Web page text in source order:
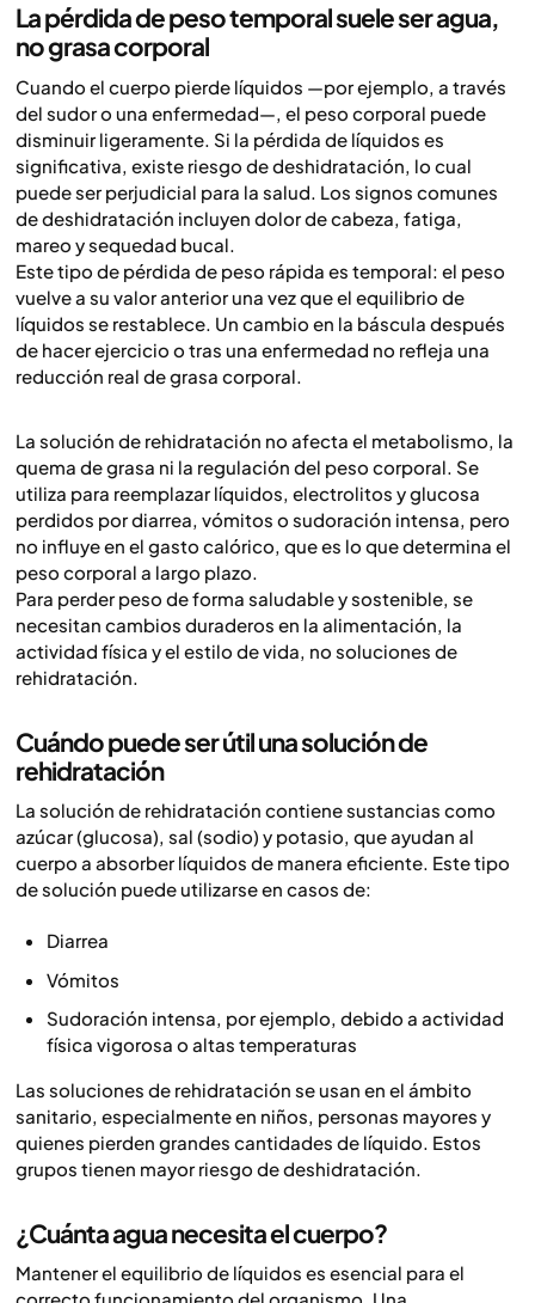
La pérdida de peso temporal suele ser agua,
no grasa corporal
Cuando el cuerpo pierde líquidos —por ejemplo, a través
del sudor o una enfermedad—, el peso corporal puede
disminuir ligeramente. Si la pérdida de líquidos es
significativa, existe riesgo de deshidratación, lo cual
puede ser perjudicial para la salud. Los signos comunes
de deshidratación incluyen dolor de cabeza, fatiga,
mareo y sequedad bucal.
Este tipo de pérdida de peso rápida es temporal: el peso
vuelve a su valor anterior una vez que el equilibrio de
líquidos se restablece. Un cambio en la báscula después
de hacer ejercicio o tras una enfermedad no refleja una
reducción real de grasa corporal.
La solución de rehidratación no afecta el metabolismo, la
quema de grasa ni la regulación del peso corporal. Se
utiliza para reemplazar líquidos, electrolitos y glucosa
perdidos por diarrea, vómitos o sudoración intensa, pero
no influye en el gasto calórico, que es lo que determina el
peso corporal a largo plazo.
Para perder peso de forma saludable y sostenible, se
necesitan cambios duraderos en la alimentación, la
actividad física y el estilo de vida, no soluciones de
rehidratación.
Cuándo puede ser útil una solución de
rehidratación
La solución de rehidratación contiene sustancias como
azúcar (glucosa), sal (sodio) y potasio, que ayudan al
cuerpo a absorber líquidos de manera eficiente. Este tipo
de solución puede utilizarse en casos de:
Diarrea
Vómitos
Sudoración intensa, por ejemplo, debido a actividad
física vigorosa o altas temperaturas
Las soluciones de rehidratación se usan en el ámbito
sanitario, especialmente en niños, personas mayores y
quienes pierden grandes cantidades de líquido. Estos
grupos tienen mayor riesgo de deshidratación.
¿Cuánta agua necesita el cuerpo?
Mantener el equilibrio de líquidos es esencial para el